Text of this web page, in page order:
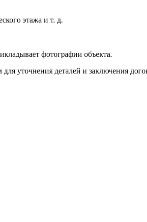
этажа и т. д.
фотографии объекта.
уточнения деталей и заключения